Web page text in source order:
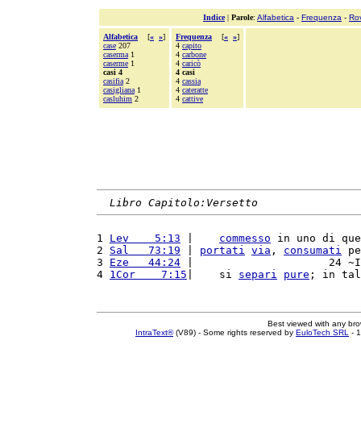
Indice| Parole: Alfabetica - Frequenza -
Alfabetica [« »]
case 207
caserma 1
caserme 1
casi 4
casifia 2
casigliana 1
casluhim 2
Frequenza [« »]
4 capito
4 carbone
4 caricò
4 casi
4 cassia
4 cateratte
4 cattive
Libro Capitolo:Versetto
1 Lev    5:13 commesso in uno di
2 Sal   73:19 portati via , consumati
3 Eze   44:24 |                     24
4 1Cor    7:15 |    si separi pure ; in
Best viewed with any
IntraText®(V89) - Some rights reserved by EuloTech SRL -